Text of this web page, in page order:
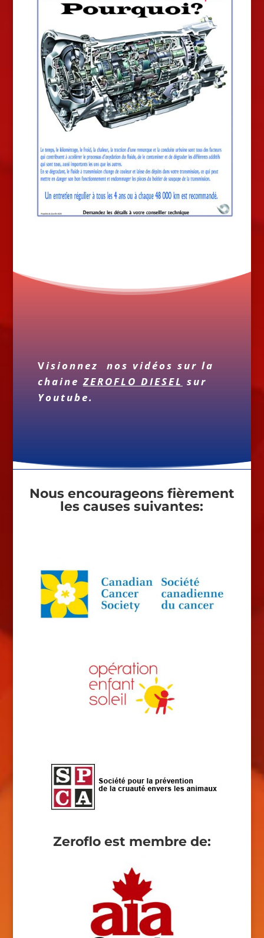
Visionnez nos vidéos sur la
chaineZEROFLO DIESEL sur
Youtube.
Nous encourageons fièrement
les causes suivantes:
Zeroflo est membre de: